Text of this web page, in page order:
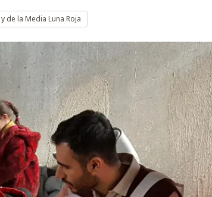
de la Media Luna Roja